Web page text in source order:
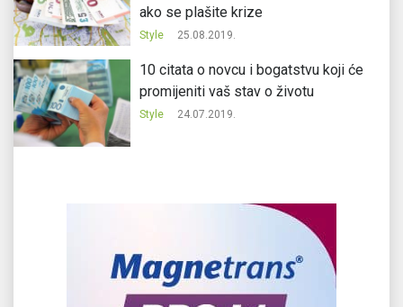
ako se plašite krize
Style 25.08.2019.
10 citata o novcu i bogatstvu koji će
promijeniti vaš stav o životu
Style 24.07.2019.